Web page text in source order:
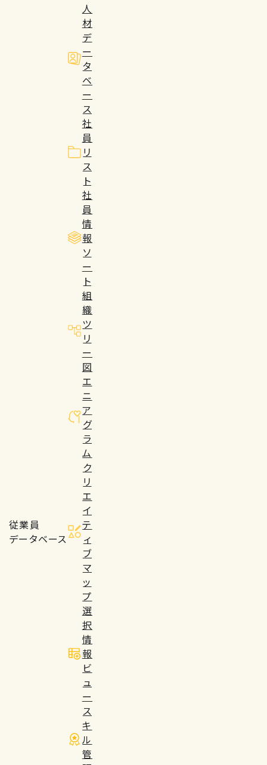
従業員
データベース
人
材
デ
ー
タ
ベ
ー
ス
社
員
リ
ス
ト
社
員
情
報
ソ
ー
ト
組
織
ツ
リ
ー
図
エ
ニ
ア
グ
ラ
ム
ク
リ
エ
イ
テ
ィ
ブ
マ
ッ
プ
選
択
情
報
ビ
ュ
ー
ス
キ
ル
管